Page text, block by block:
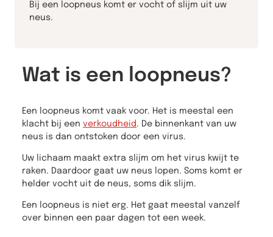
Bij een loopneus komt er vocht of slijm uit uw
neus.
Wat is een loopneus?
Een loopneus komt vaak voor. Het is meestal een
klacht bij een verkoudheid . De binnenkant van uw
neus is dan ontstoken door een virus.
Uw lichaam maakt extra slijm om het virus kwijt te
raken. Daardoor gaat uw neus lopen. Soms komt er
helder vocht uit de neus, soms dik slijm.
Een loopneus is niet erg. Het gaat meestal vanzelf
over binnen een paar dagen tot een week.